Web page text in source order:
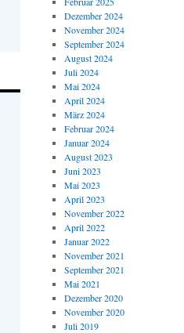
Dezember 2024
November 2024
September 2024
August 2024
Juli 2024
Mai 2024
April 2024
März 2024
Februar 2024
Januar 2024
August 2023
Juni 2023
Mai 2023
April 2023
November 2022
April 2022
Januar 2022
November 2021
September 2021
Mai 2021
Dezember 2020
November 2020
Juli 2019